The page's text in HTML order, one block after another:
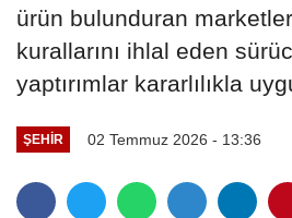
ürün bulunduran
kurallarını ihlal eden
yaptırımlar kararlılıkla
ŞEHIR 02 Temmuz 2026 - 13:36